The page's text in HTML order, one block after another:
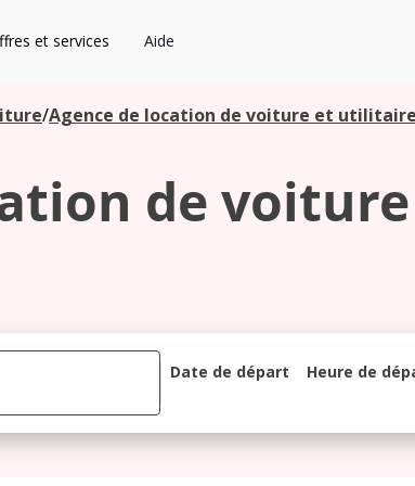
et services Aide
/Agence de location de voiture et
de
Date de départ Heure de